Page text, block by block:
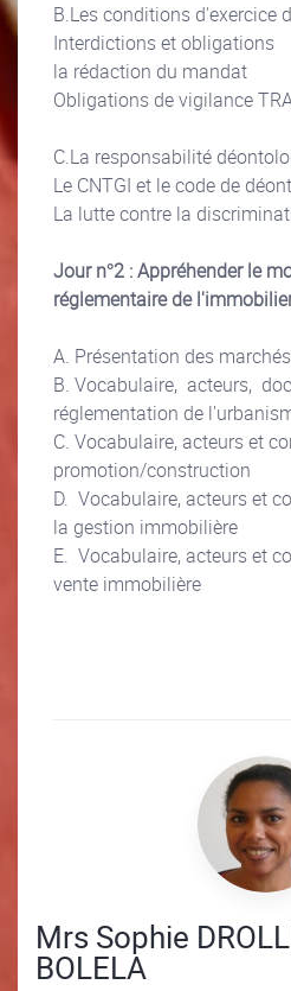
B.Les conditions d'exercice
Interdictions et obligations
la rédaction du mandat
Obligations de vigilance
C.La responsabilité
Le CNTGI et le code de
La lutte contre la
Jour n°2 : Appréhender le
réglementaire de
A. Présentation des
B. Vocabulaire, acteurs,
réglementation de
C. Vocabulaire, acteurs et
promotion/construction
D. Vocabulaire, acteurs et
la gestion immobilière
E. Vocabulaire, acteurs et
vente immobilière
Mrs Sophie
BOLELA